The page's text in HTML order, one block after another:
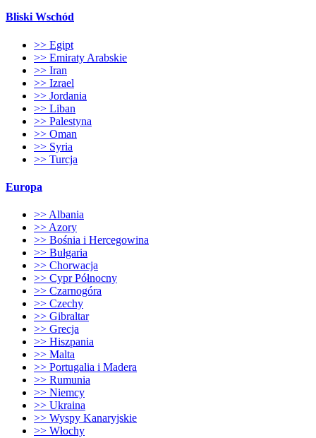
Bliski Wschód
>> Egipt
>> Emiraty Arabskie
>> Iran
>> Izrael
>> Jordania
>> Liban
>> Palestyna
>> Oman
>> Syria
>> Turcja
Europa
>> Albania
>> Azory
>> Bośnia i Hercegowina
>> Bułgaria
>> Chorwacja
>> Cypr Północny
>> Czarnogóra
>> Czechy
>> Gibraltar
>> Grecja
>> Hiszpania
>> Malta
>> Portugalia i Madera
>> Rumunia
>> Niemcy
>> Ukraina
>> Wyspy Kanaryjskie
>> Włochy